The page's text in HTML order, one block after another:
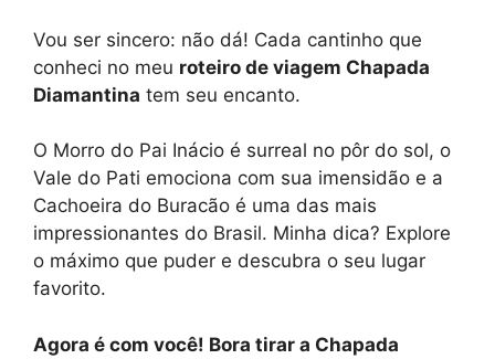
Vou ser sincero: não dá! Cada cantinho que
conheci no meu roteiro de viagem Chapada
Diamantina tem seu encanto.
O Morro do Pai Inácio é surreal no pôr do sol, o
Vale do Pati emociona com sua imensidão e a
Cachoeira do Buracão é uma das mais
impressionantes do Brasil. Minha dica? Explore
o máximo que puder e descubra o seu lugar
favorito.
Agora é com você! Bora tirar a Chapada